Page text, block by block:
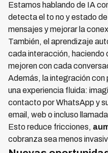
Estamos hablando de IA
detecta el to no y estado
mensajes y mejorar la
También, el aprendizaje
cada interacción, haciendo
mejoren con cada
Además, la integración
una experiencia fluida:
contacto por WhatsApp y
email, web o incluso
Esto reduce fricciones,
cobranza sea menos